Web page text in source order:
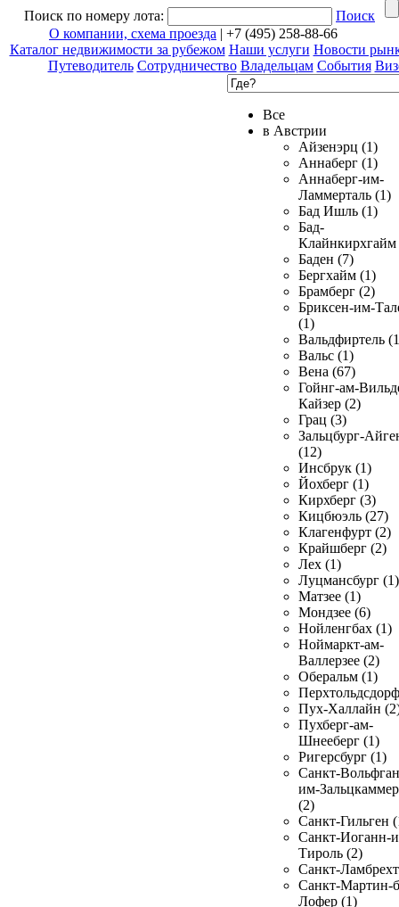
Поиск по номеру лота:
Поиск
О компании, схема проезда | +7 (495) 258-88-66
Каталог недвижимости за рубежом Наши услуги Новости
Путеводитель Сотрудничество Владельцам События
Все
в Австрии
Айзенэрц (1)
Аннаберг (1)
Аннаберг-им-
Ламмерталь (1)
Бад Ишль (1)
Бад-
Клайнкирхгайм
Баден (7)
Бергхайм (1)
Брамберг (2)
Бриксен-им-
(1)
Вальдфиртель
Вальс (1)
Вена (67)
Гойнг-ам-
Кайзер (2)
Грац (3)
Зальцбург-
(12)
Инсбрук (1)
Йохберг (1)
Кирхберг (3)
Кицбюэль (27)
Клагенфурт (2)
Крайшберг (2)
Лех (1)
Луцмансбург (1)
Матзее (1)
Мондзее (6)
Нойленгбах (1)
Ноймаркт-ам-
Валлерзее (2)
Оберальм (1)
Пух-Халлайн
Пухберг-ам-
Шнееберг (1)
Ригерсбург (1)
Санкт-
им-
(2)
Санкт-Гильген
Санкт-Иоганн-
Тироль (2)
Санкт-
Санкт-Мартин-
Лофер (1)